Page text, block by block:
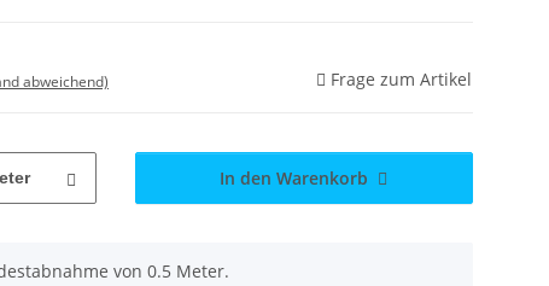
abweichend) Frage zum Artikel
In den Warenkorb
von 0.5 Meter.